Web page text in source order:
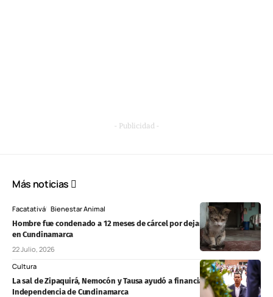
- Publicidad -
Más noticias
Facatativá Bienestar Animal
Hombre fue condenado a 12 meses de cárcel por dejar ciega a una gata
en Cundinamarca
22 Julio, 2026
Cultura
La sal de Zipaquirá, Nemocón y Tausa ayudó a financiar la
Independencia de Cundinamarca